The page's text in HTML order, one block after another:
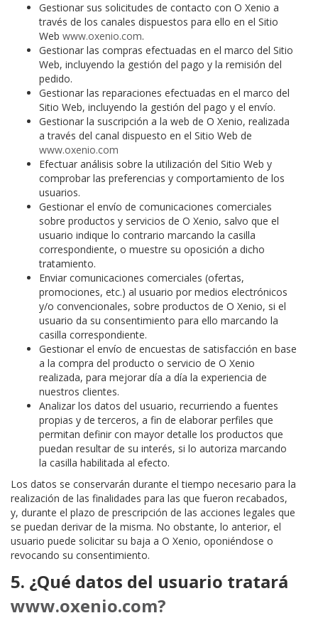
Gestionar sus solicitudes de contacto con O Xenio a
través de los canales dispuestos para ello en el Sitio
Web www.oxenio.com.
Gestionar las compras efectuadas en el marco del Sitio
Web, incluyendo la gestión del pago y la remisión del
pedido.
Gestionar las reparaciones efectuadas en el marco del
Sitio Web, incluyendo la gestión del pago y el envío.
Gestionar la suscripción a la web de O Xenio, realizada
a través del canal dispuesto en el Sitio Web de
www.oxenio.com
Efectuar análisis sobre la utilización del Sitio Web y
comprobar las preferencias y comportamiento de los
usuarios.
Gestionar el envío de comunicaciones comerciales
sobre productos y servicios de O Xenio, salvo que el
usuario indique lo contrario marcando la casilla
correspondiente, o muestre su oposición a dicho
tratamiento.
Enviar comunicaciones comerciales (ofertas,
promociones, etc.) al usuario por medios electrónicos
y/o convencionales, sobre productos de O Xenio, si el
usuario da su consentimiento para ello marcando la
casilla correspondiente.
Gestionar el envío de encuestas de satisfacción en base
a la compra del producto o servicio de O Xenio
realizada, para mejorar día a día la experiencia de
nuestros clientes.
Analizar los datos del usuario, recurriendo a fuentes
propias y de terceros, a fin de elaborar perfiles que
permitan definir con mayor detalle los productos que
puedan resultar de su interés, si lo autoriza marcando
la casilla habilitada al efecto.
Los datos se conservarán durante el tiempo necesario para la
realización de las finalidades para las que fueron recabados,
y, durante el plazo de prescripción de las acciones legales que
se puedan derivar de la misma. No obstante, lo anterior, el
usuario puede solicitar su baja a O Xenio, oponiéndose o
revocando su consentimiento.
5. ¿Qué datos del usuario tratará
www.oxenio.com?